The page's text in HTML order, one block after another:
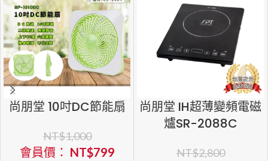
尚朋堂 10吋DC節能扇
NT$1,000
會員價： NT$799
尚朋堂 IH超薄變頻電磁
爐SR-2088C
NT$2,800